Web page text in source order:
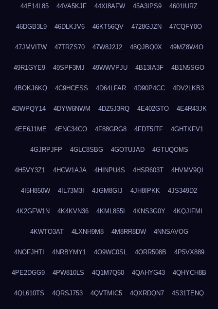
44E14L85 44VA5KJF 44XI8AFW 45A3IPS9 4601IURZ
46DGB3L9 46DLKJV6 46KT56QV 4728GJZN 47CQFY0O
47JMVITW 47TRZS70 47W8J2J2 48QJBQ0X 49MZ8W4O
49R1GYE9 49SPF3MJ 49WWVPJU 4B13IA3F 4B1N5SGO
4BOKJ6KQ 4C9HCESS 4D64LFAR 4D90P4CC 4DV2LKB3
4DWPQY14 4DYW6NWM 4DZ5J3RQ 4E402GTO 4E4R43JK
4EE6J1ME 4ENC34CO 4F88GRG8 4FDT5ITF 4GHTKFV1
4GJRPJFP 4GLC8SBG 4GOTUJAD 4GTUQOMS
4H5VY3Z1 4HCW1AJA 4HINPU4S 4HSR603T 4HVMV9QI
4I5H850W 4IL73M3I 4JGM8GIJ 4JH8IPKK 4JS349D2
4K2GFW1N 4K4KVN36 4KML855I 4KNS3G0Y 4KQJIFMI
4KWTO3AT 4LXNH9M8 4M8RR8DW 4NNSAVOG
4NOFJHTI 4NRBYMY1 4O9WC0SL 4ORR508B 4P5VX889
4PE2DGG9 4PW810LS 4Q1M7Q60 4QAHYG43 4QHYCH8B
4QL610TS 4QRSJ753 4QVTMIC5 4QXRDQN7 4S31TENQ